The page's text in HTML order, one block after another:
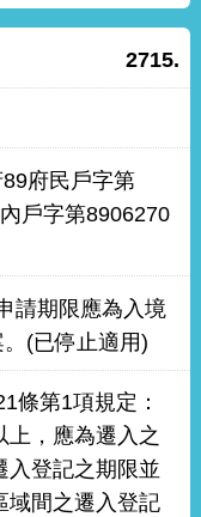
2715.
府民戶字第
戶字第8906270
請期限應為入境
(已停止適用)
條第1項規定：
上，應為遷入之
入登記之期限並
域間之遷入登記